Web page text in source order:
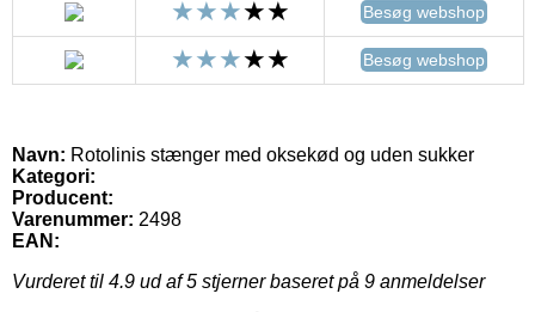
Besøg webshop
Besøg webshop
Navn: Rotolinis stænger med oksekød og uden sukker
Kategori:
Producent:
Varenummer: 2498
EAN:
Vurderet til 4.9 ud af 5 stjerner baseret på 9 anmeldelser